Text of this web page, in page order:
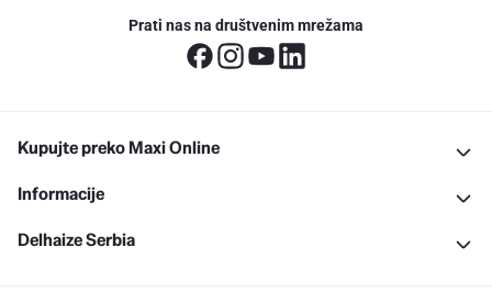
Prati nas na društvenim mrežama
Kupujte preko Maxi Online
Informacije
Delhaize Serbia